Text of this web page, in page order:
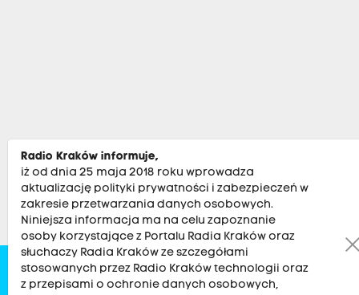
Zobacz Kultura Sport Muzyka Audycje
Radio Kraków informuje,
iż od dnia 25 maja 2018 roku wprowadza
aktualizację polityki prywatności i zabezpieczeń w
zakresie przetwarzania danych osobowych.
Niniejsza informacja ma na celu zapoznanie
osoby korzystające z Portalu Radia Kraków oraz
słuchaczy Radia Kraków ze szczegółami
stosowanych przez Radio Kraków technologii oraz
z przepisami o ochronie danych osobowych,